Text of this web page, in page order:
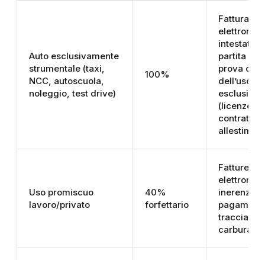
Auto esclusivamente
strumentale (taxi,
NCC, autoscuola,
noleggio, test drive)
100%
Fattura
elettronica
intestata
partita IVA;
prova
dell’uso
esclusivo
(licenze,
contratti,
Uso promiscuo
lavoro/privato
40%
forfettario
Fatture
inerenza;
carburanti